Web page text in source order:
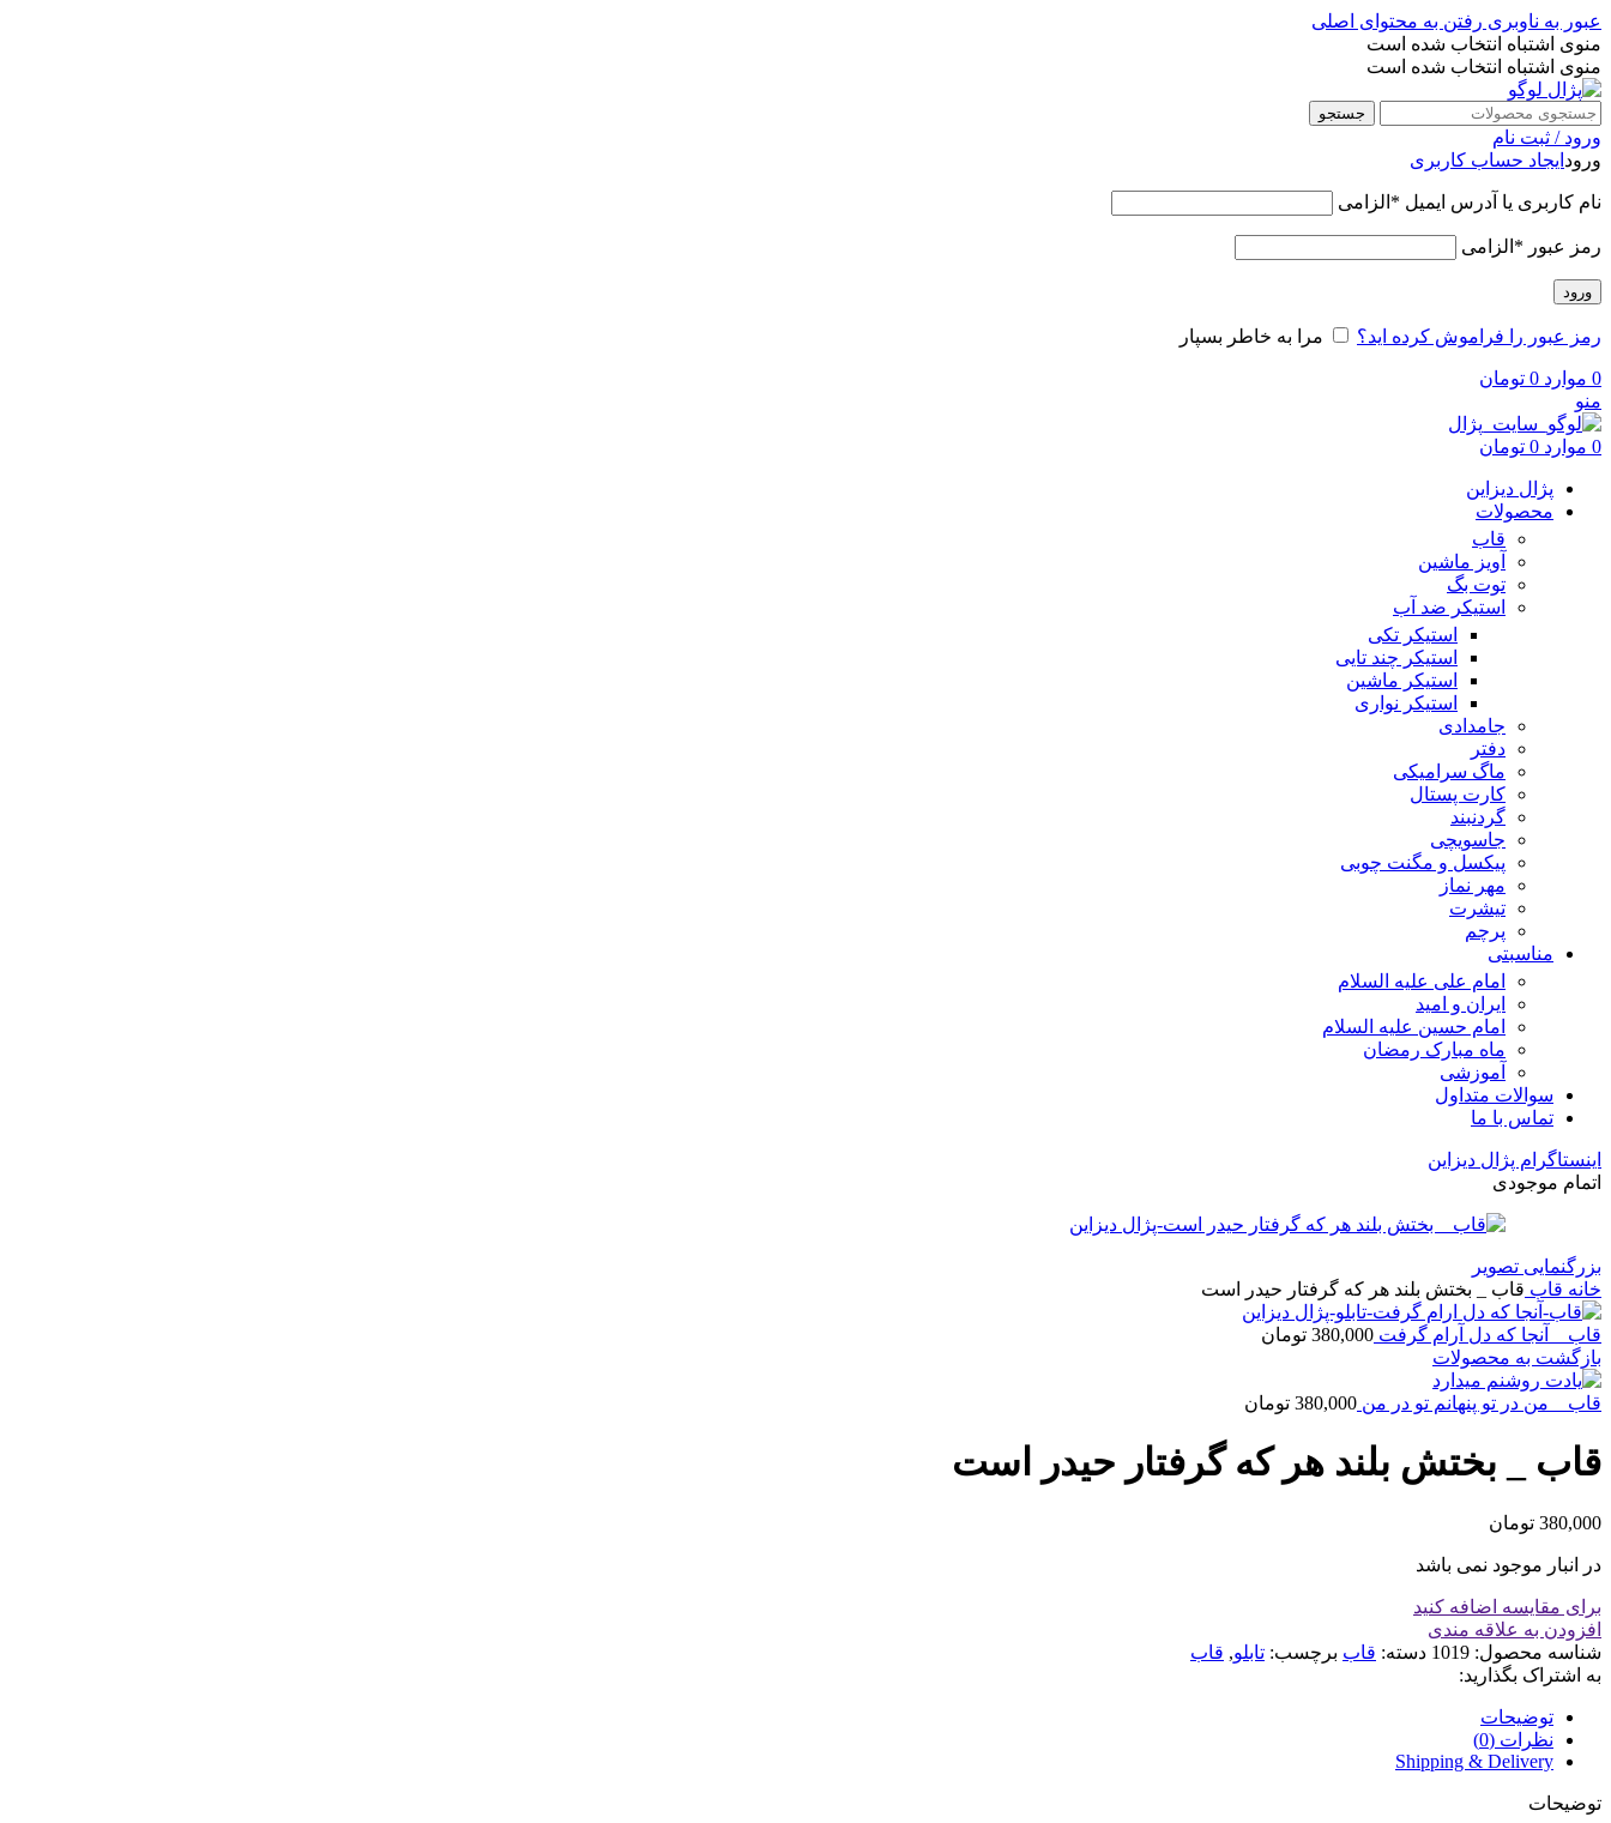
عبور به ناوبری رفتن به محتوای اصلی
منوی اشتباه انتخاب شده است
منوی اشتباه انتخاب شده است
جستجو
ورود / ثبت نام
ورود ایجاد حساب کاربری
نام کاربری یا آدرس ایمیل * الزامی
رمز عبور * الزامی
ورود
رمز عبور را فراموش کرده اید؟ مرا به خاطر بسپار
0 موارد 0 تومان
منو
0 موارد 0 تومان
پژال دیزاین
محصولات
قاب
آویز ماشین
توت بگ
استیکر ضد آب
استیکر تکی
استیکر چند تایی
استیکر ماشین
استیکر نواری
جامدادی
دفتر
ماگ سرامیکی
کارت پستال
گردنبند
جاسویچی
پیکسل و مگنت چوبی
مهر نماز
تیشرت
پرچم
مناسبتی
امام علی علیه السلام
ایران و امید
امام حسین علیه السلام
ماه مبارک رمضان
آموزشی
سوالات متداول
تماس با ما
اینستاگرام پژال دیزاین
اتمام موجودی
بزرگنمایی تصویر
خانه قاب قاب _ بختش بلند هر که گرفتار حیدر است
قاب _ آنجا که دل آرام گرفت 380,000 تومان
بازگشت به محصولات
قاب _ من در تو پنهانم تو در من 380,000 تومان
قاب _ بختش بلند هر که گرفتار حیدر است
380,000 تومان
در انبار موجود نمی باشد
برای مقایسه اضافه کنید
افزودن به علاقه مندی
شناسه محصول: 1019 دسته: قاب برچسب: تابلو, قاب
به اشتراک بگذارید:
توضیحات
نظرات (0)
Shipping & Delivery
توضیحات